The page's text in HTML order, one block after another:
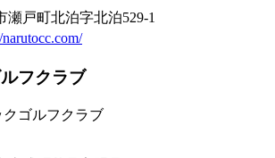
瀬戸町北泊字北泊529-1
フクラブ